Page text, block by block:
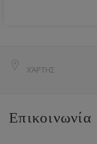
ΧΆΡΤΗΣ
Επικοινωνία